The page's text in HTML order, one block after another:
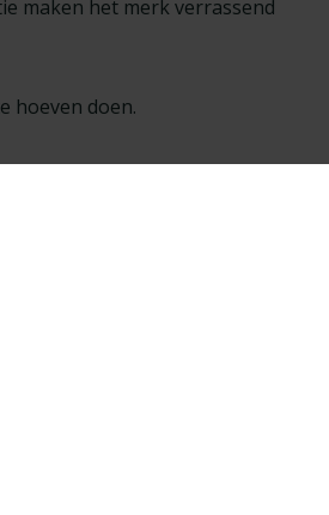
maken het merk verrassend
hoeven doen.